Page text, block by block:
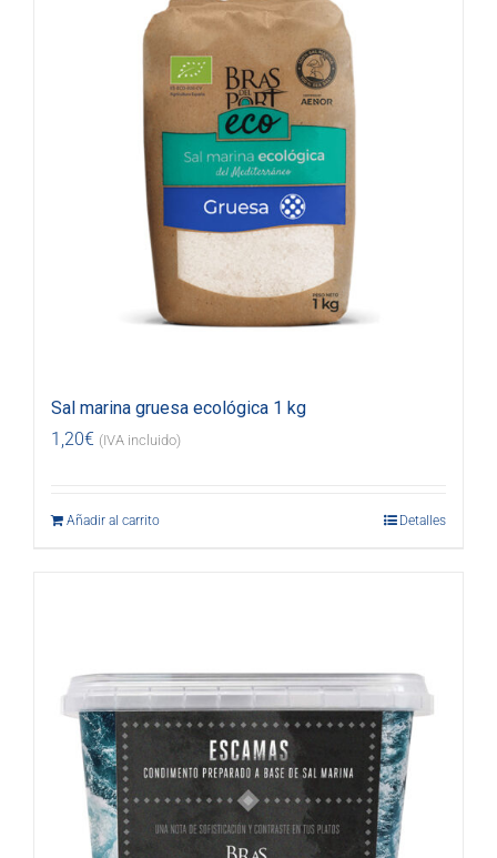
Sal marina gruesa ecológica 1 kg
1,20€ (IVA incluido)
Añadir al carrito Detalles